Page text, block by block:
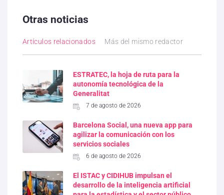
Otras noticias
Artículos relacionados Más del mismo redactor
ESTRATEC, la hoja de ruta para la
autonomía tecnológica de la
Generalitat
7 de agosto de 2026
Barcelona Social, una nueva app para
agilizar la comunicación con los
servicios sociales
6 de agosto de 2026
El ISTAC y CIDIHUB impulsan el
desarrollo de la inteligencia artificial